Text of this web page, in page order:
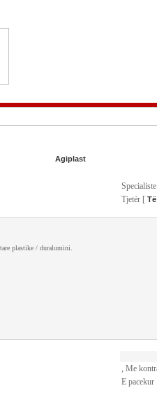
Agiplast
Tjetër [
plastike / duralumini.
, Me
E pacekur